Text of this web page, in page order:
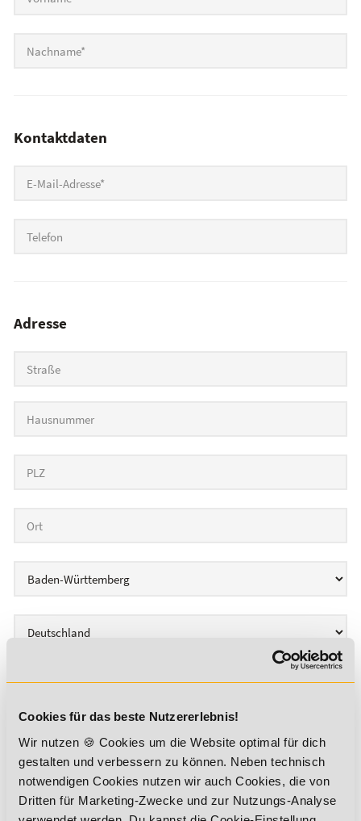
Cookies für das beste Nutzererlebnis!
Wir nutzen 🍪 Cookies um die Website optimal für dich
gestalten und verbessern zu können. Neben technisch
notwendigen Cookies nutzen wir auch Cookies, die von
Dritten für Marketing-Zwecke und zur Nutzungs-Analyse
Kontaktdaten
Adresse
Land
Ergänzende Informationen
Frühestmöglicher Eintritt *